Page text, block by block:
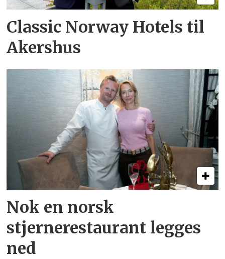
Classic Norway Hotels til
Akershus
Nok en norsk
stjernerestaurant legges
ned